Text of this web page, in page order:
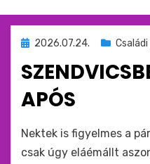
Beküldve
:
2026.07.24.
APÓS
by monkey
Nektek is figyelmes a
csak úgy eláémállt